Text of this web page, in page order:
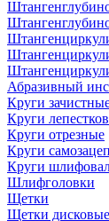
Абразивный
Круги
Круги
Круги отрезные
Круги
Круги
Шлифголовки
Щетки
Щетки дисковые